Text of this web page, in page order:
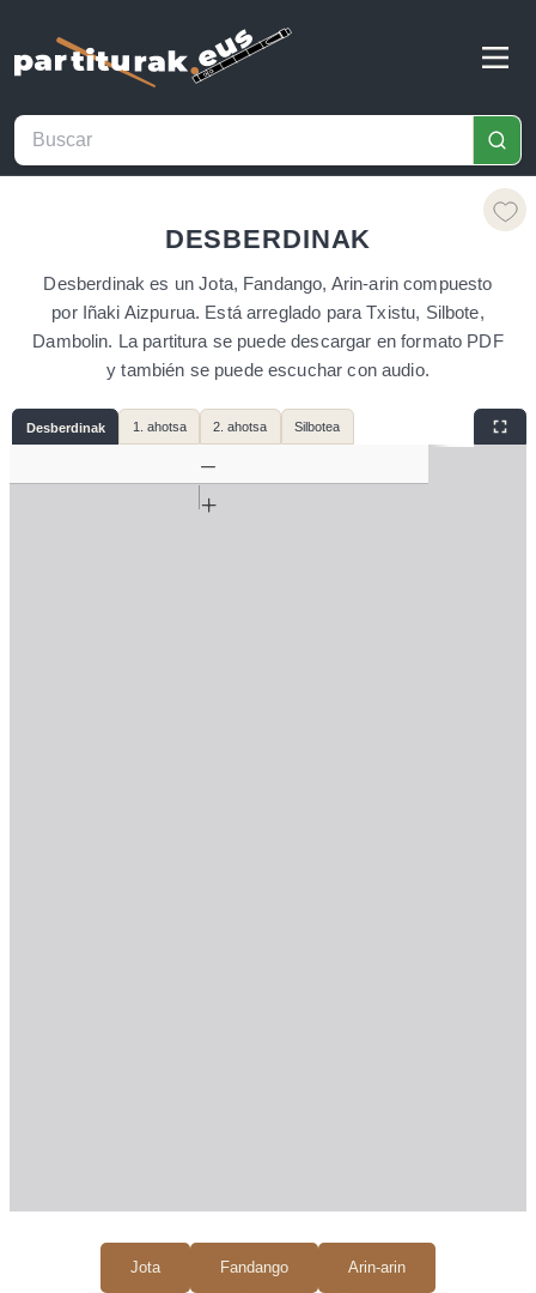
DESBERDINAK
Jota Fandango Arin-arin
Desberdinak es un Jota, Fandango, Arin-arin compuesto
por Iñaki Aizpurua. Está arreglado para Txistu, Silbote,
Dambolin. La partitura se puede descargar en formato PDF
y también se puede escuchar con audio.
Desberdinak 1. ahotsa 2. ahotsa Silbotea